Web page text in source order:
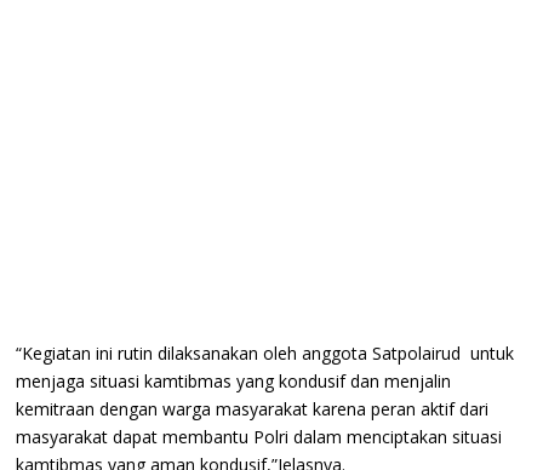
“Kegiatan ini rutin dilaksanakan oleh anggota Satpolairud untuk
menjaga situasi kamtibmas yang kondusif dan menjalin
kemitraan dengan warga masyarakat karena peran aktif dari
masyarakat dapat membantu Polri dalam menciptakan situasi
kamtibmas yang aman kondusif,”Jelasnya.